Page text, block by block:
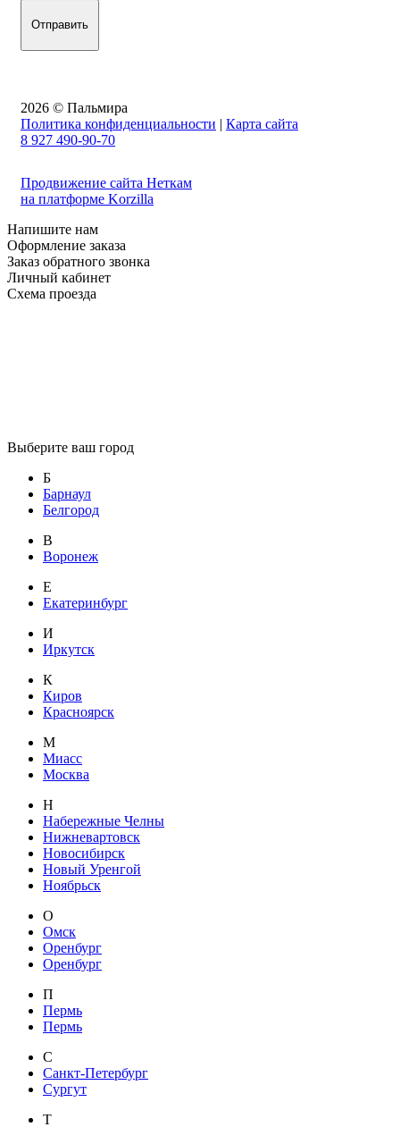
2026 © Пальмира
Политика конфиденциальности | Карта сайта
8 927 490-90-70
Продвижение сайта Неткам
на платформе Korzilla
Напишите нам
Оформление заказа
Заказ обратного звонка
Личный кабинет
Схема проезда
Выберите ваш город
Б
Барнаул
Белгород
В
Воронеж
Е
Екатеринбург
И
Иркутск
К
Киров
Красноярск
М
Миасс
Москва
Н
Набережные Челны
Нижневартовск
Новосибирск
Новый Уренгой
Ноябрьск
О
Омск
Оренбург
Оренбург
П
Пермь
Пермь
С
Санкт-Петербург
Сургут
Т